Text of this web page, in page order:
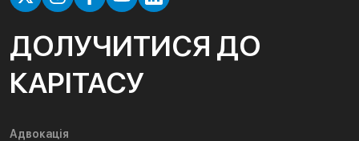
ДОЛУЧИТИСЯ ДО
КАРІТАСУ
Адвокація